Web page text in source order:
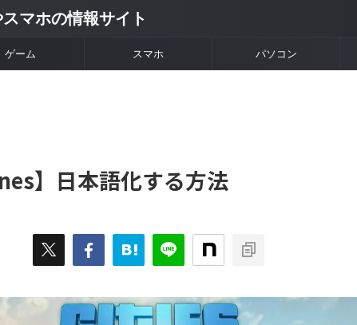
マホの情報サイト
ゲーム スマホ パソコン
】日本語化する方法